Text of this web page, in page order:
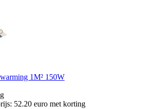
1M² 150W
52.20 euro met korting